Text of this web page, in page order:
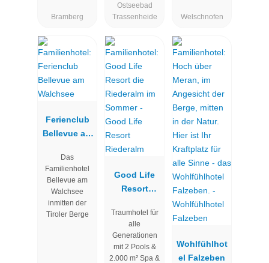
Bramberg
Ostseebad
Trassenheide
Welschnofen
Ferienclub
Bellevue am
Das
Familienhotel
Bellevue am
Walchsee
inmitten der
Tiroler Berge
Good Life
Resort
Traumhotel für
alle
Generationen
mit 2 Pools &
2.000 m² Spa &
Wohlfühlhot
el Falzeben